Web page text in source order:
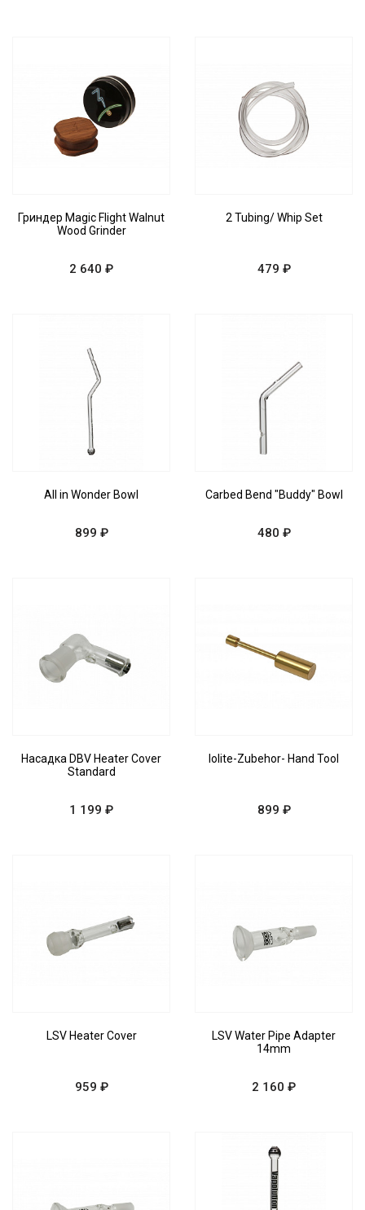
Гриндер Magic Flight Walnut
Wood Grinder
2 640 ₽
2 Tubing/ Whip Set
479 ₽
All in Wonder Bowl
899 ₽
Carbed Bend "Buddy" Bowl
480 ₽
Насадка DBV Heater Cover
Standard
1 199 ₽
Iolite-Zubehor- Hand Tool
899 ₽
LSV Heater Cover
959 ₽
LSV Water Pipe Adapter
14mm
2 160 ₽